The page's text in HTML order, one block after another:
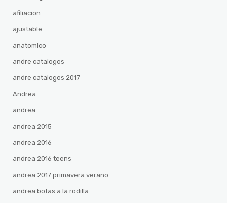
afiliacion
ajustable
anatomico
andre catalogos
andre catalogos 2017
Andrea
andrea
andrea 2015
andrea 2016
andrea 2016 teens
andrea 2017 primavera verano
andrea botas a la rodilla